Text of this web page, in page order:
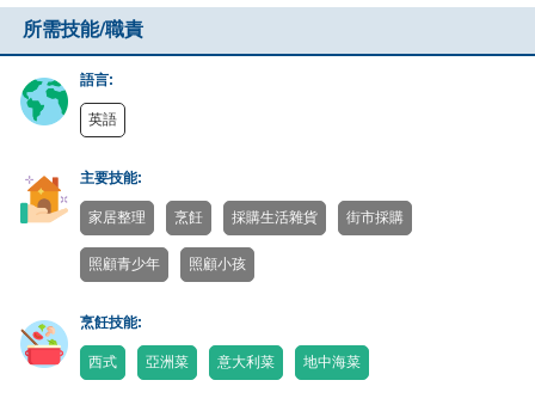
所需技能/職責
語言:
英語
主要技能:
家居整理 烹飪 採購生活雜貨 街市採購
照顧青少年 照顧小孩
烹飪技能:
西式 亞洲菜 意大利菜 地中海菜